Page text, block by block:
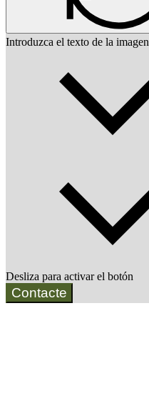
Introduzca el texto de la imagen
Desliza para activar el botón
Contacte